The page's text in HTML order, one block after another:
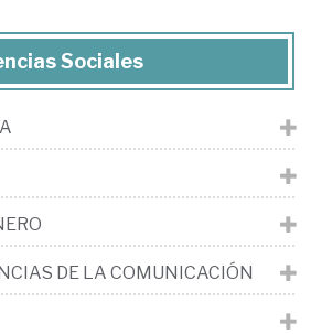
Sociales
DE LA COMUNICACIÓN